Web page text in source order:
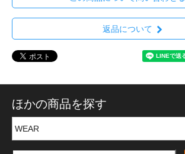
返品について
ほかの商品を探す